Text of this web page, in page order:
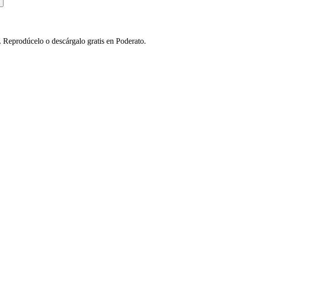
o descárgalo gratis en Poderato.